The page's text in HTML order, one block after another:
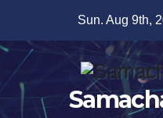
content
Sun. Aug 9th,